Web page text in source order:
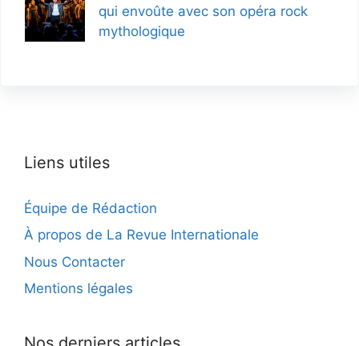
qui envoûte avec son opéra rock
mythologique
Liens utiles
Équipe de Rédaction
À propos de La Revue Internationale
Nous Contacter
Mentions légales